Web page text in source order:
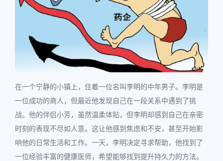
在一个宁静的小镇上，住着一位名叫李明的中年男子。李明是
一位成功的商人，但最近他发现自己在一段关系中遇到了挑
战。他的伴侣小芳，虽然温柔体贴，但李明却感到自己在亲密
时刻的表现不尽如人意。这让他感到焦虑和不安，甚至开始影
响他的日常生活和工作。一天，李明决定寻求帮助，他找到了
一位经验丰富的健康医师，希望能够找到提升持久力的方法。